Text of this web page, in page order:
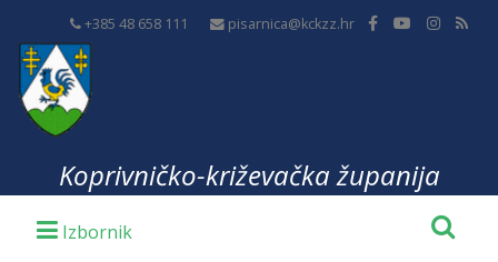
+385 48 658 111 pisarnica@kckzz.hr
Koprivničko-križevačka županija